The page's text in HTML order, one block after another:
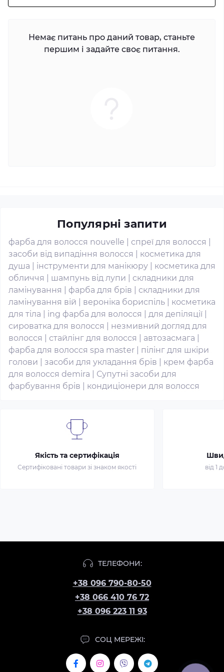
Немає питань про даний товар, станьте
першим і задайте своє питання.
Популярні запити
фарба для волосся nouvelle спреї для волосся
засоби від випадіння волосся
косметика для
душа
інструменти для манікюру
косметика для
обличчя
шампунь від лупи
складники для
ламінування
фарба для брів
складники для
ламінування вій
вероніка бориспіль
косметика
для тіла
ing фарба для волосся для депіляції
сироватка для волосся
незмивний догляд для
волосся
стайлінг для волосся автозасмага
фарба для волосся spa master
пілінг для шкіри
голови
засоби для укладання брів
крем фарба
для волосся demira
Супутні засоби для
фарбування брів
кондиціонери для волосся
Якість та сертифікація
Сертифіковані товари зі знаком якості від 1
ТЕЛЕФОНИ:
+38 096 790-80-50
+38 066 410 76 72
+38 096 223 11 93
СОЦ МЕРЕЖІ: